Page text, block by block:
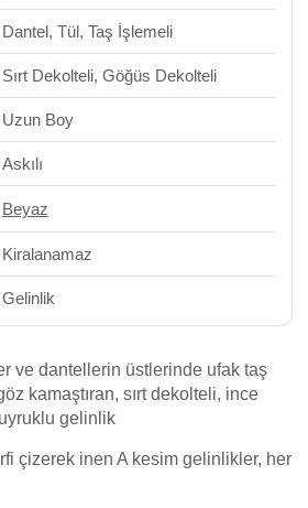
Dantel, Tül, Taş İşlemeli
Sırt Dekolteli, Göğüs Dekolteli
Uzun Boy
Askılı
Beyaz
Kiralanamaz
Gelinlik
ve dantellerin üstlerinde ufak taş
kamaştıran, sırt dekolteli, ince
gelinlik
çizerek inen A kesim gelinlikler, her